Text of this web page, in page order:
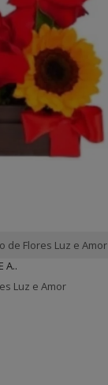
de Flores Luz e Amor
A..
Luz e Amor